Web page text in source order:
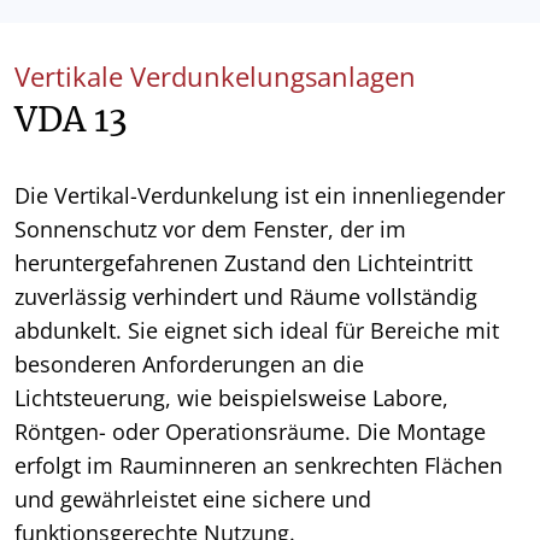
Vertikale Verdunkelungsanlagen
VDA 13
Die Vertikal-Verdunkelung ist ein innenliegender
Sonnenschutz vor dem Fenster, der im
heruntergefahrenen Zustand den Lichteintritt
zuverlässig verhindert und Räume vollständig
abdunkelt. Sie eignet sich ideal für Bereiche mit
besonderen Anforderungen an die
Lichtsteuerung, wie beispielsweise Labore,
Röntgen- oder Operationsräume. Die Montage
erfolgt im Rauminneren an senkrechten Flächen
und gewährleistet eine sichere und
funktionsgerechte Nutzung.